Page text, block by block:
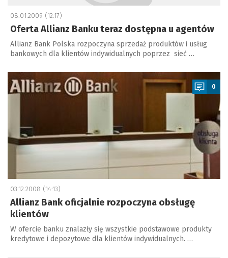
08.01.2009 (12:17)
Oferta Allianz Banku teraz dostępna u agentów
Allianz Bank Polska rozpoczyna sprzedaż produktów i usług
bankowych dla klientów indywidualnych poprzez sieć …
a
0
03.12.2008 (14:13)
Allianz Bank oficjalnie rozpoczyna obsługę
klientów
W ofercie banku znalazły się wszystkie podstawowe produkty
kredytowe i depozytowe dla klientów indywidualnych. …